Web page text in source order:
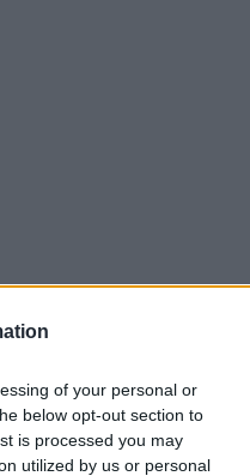
of your personal or
below opt-out section to
is processed you may
utilized by us or personal